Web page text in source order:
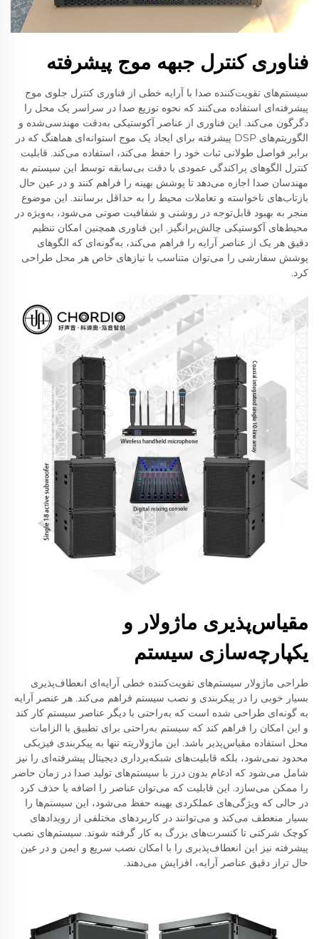
فناوری کنترل جبهه موج پیشرفته
سیستم‌های تقویت‌کننده صدا با آرایه خطی از فناوری کنترل جلوی موج
پیشرفته‌ای استفاده می‌کنند که نحوه توزیع صدا در سراسر یک محل را
دگرگون می‌کند. این فناوری از عناصر آکوستیکی به‌دقت مهندسی‌شده و
الگوریتم‌های DSP پیشرفته برای ایجاد یک موج استوانه‌ای هماهنگ که در
برابر فواصل طولانی ثبات خود را حفظ می‌کند، استفاده می‌کند. قابلیت
کنترل الگوهای پراکندگی عمودی با دقت بی‌سابقه توسط این سیستم به
مهندسان صدا اجازه می‌دهد تا پوشش بهینه را فراهم کنند و در عین حال
بازتاب‌های ناخواسته و تعاملات محیط را به حداقل برسانند. این موضوع
منجر به بهبود قابل‌توجه در روشنی و شفافیت صوتی می‌شود، به‌ویژه در
محیط‌های آکوستیکی چالش‌برانگیز. این فناوری همچنین امکان تنظیم
دقیق هر یک از عناصر آرایه را فراهم می‌کند، به‌گونه‌ای که الگوهای
پوشش سفارشی را می‌توان متناسب با نیازهای خاص هر محل طراحی
کرد.
مقیاس‌پذیری ماژولار و
یکپارچه‌سازی سیستم
طراحی ماژولار سیستم‌های تقویت‌کننده خطی آرایه‌ای انعطاف‌پذیری
بسیار خوبی را در پیکربندی و نصب سیستم فراهم می‌کند. هر عنصر آرایه
به گونه‌ای طراحی شده است که به‌راحتی با دیگر عناصر سیستم کار کند
و این امکان را فراهم کند که سیستم به‌راحتی برای تطبیق با الزامات
محل استفاده مقیاس‌پذیر باشد. این ماژولاریته تنها به پیکربندی فیزیکی
محدود نمی‌شود، بلکه قابلیت‌های شبکه‌برداری دیجیتال پیشرفته‌ای را نیز
شامل می‌شود که ادغام بدون درز با سیستم‌های تولید صدا در زمان حاضر
را ممکن می‌سازد. این قابلیت که می‌توان عناصر را اضافه یا حذف کرد
در حالی که ویژگی‌های عملکردی بهینه حفظ می‌شود، این سیستم‌ها را
بسیار منعطف می‌کند و می‌توانند در کاربردهای مختلفی از رویدادهای
کوچک شرکتی تا کنسرت‌های بزرگ به کار گرفته شوند. سیستم‌های نصب
پیشرفته نیز این انعطاف‌پذیری را با امکان نصب سریع و ایمن و در عین
حال تراز دقیق عناصر آرایه، افزایش می‌دهند.